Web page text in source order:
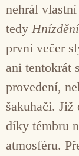
nehrál
tedy
první večer
ani tentokrát
provedení,
šakuhači. Již
díky témbru
atmosféru.